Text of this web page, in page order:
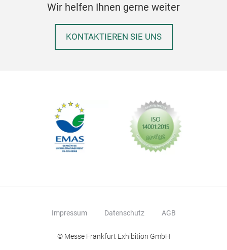
Wir helfen Ihnen gerne weiter
KONTAKTIEREN SIE UNS
Impressum Datenschutz AGB
© Messe Frankfurt Exhibition GmbH